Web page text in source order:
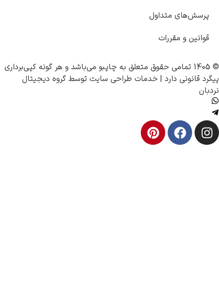
چاپبومی‌باشد و هر گونه کپی‌برداری
|خدمات طراحی سایتتوسطگروه دیجیتال